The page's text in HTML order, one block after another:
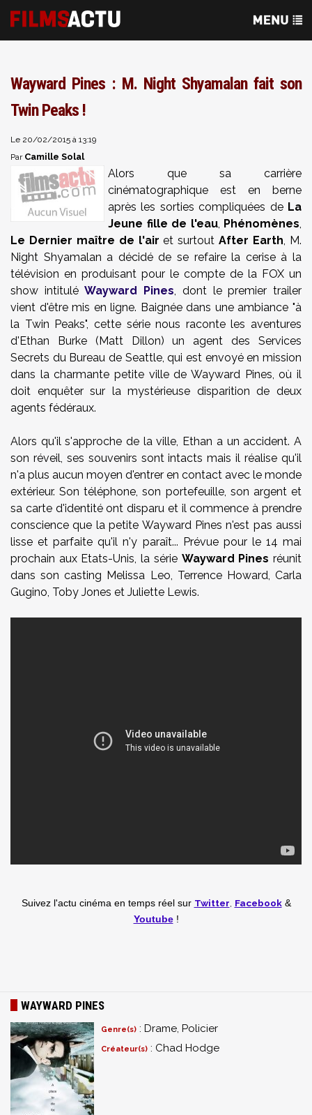
Wayward Pines : M. Night Shyamalan fait son
Twin Peaks !
Le 20/02/2015 à 13:19
Par Camille Solal
Alors que sa carrière
cinématographique est en berne
après les sorties compliquées de La
Jeune fille de l'eau, Phénomènes,
Le Dernier maître de l'air et surtoutAfter Earth, M.
Night Shyamalan a décidé de se refaire la cerise à la
télévision en produisant pour le compte de la FOX un
show intituléWayward Pines, dont le premier trailer
vient d'être mis en ligne. Baignée dans une ambiance "à
la Twin Peaks", cette série nous raconte les aventures
d'Ethan Burke (Matt Dillon) un agent des Services
Secrets du Bureau de Seattle, qui est envoyé en mission
dans la charmante petite ville de Wayward Pines, où il
doit enquêter sur la mystérieuse disparition de deux
agents fédéraux.
Alors qu'il s'approche de la ville, Ethan a un accident. A
son réveil, ses souvenirs sont intacts mais il réalise qu'il
n'a plus aucun moyen d'entrer en contact avec le monde
extérieur. Son téléphone, son portefeuille, son argent et
sa carte d'identité ont disparu et il commence à prendre
conscience que la petite Wayward Pines n'est pas aussi
lisse et parfaite qu'il n'y paraît... Prévue pour le 14 mai
prochain aux Etats-Unis, la série Wayward Pines réunit
dans son casting Melissa Leo, Terrence Howard, Carla
Gugino, Toby Jones et Juliette Lewis.
Suivez l'actu cinéma en temps réel sur Twitter Facebook&
Youtube!
WAYWARD PINES
Genre(s) : Drame, Policier
Créateur(s) : Chad Hodge